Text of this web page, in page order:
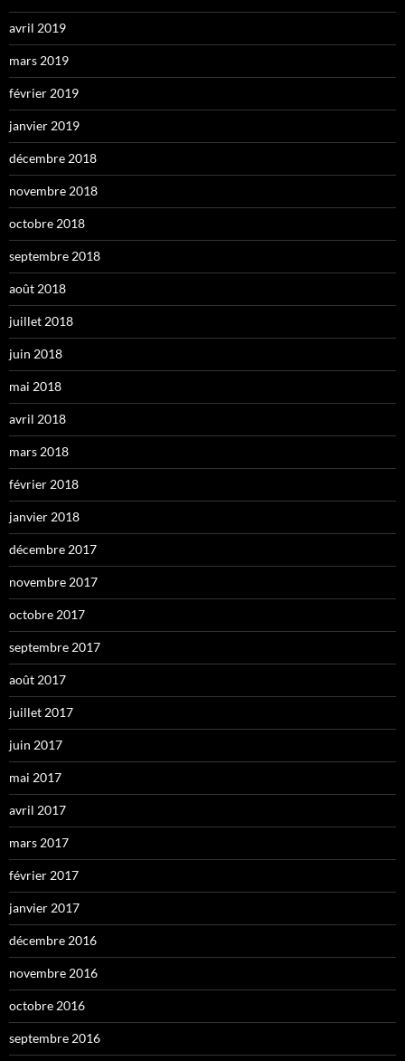
avril 2019
mars 2019
février 2019
janvier 2019
décembre 2018
novembre 2018
octobre 2018
septembre 2018
août 2018
juillet 2018
juin 2018
mai 2018
avril 2018
mars 2018
février 2018
janvier 2018
décembre 2017
novembre 2017
octobre 2017
septembre 2017
août 2017
juillet 2017
juin 2017
mai 2017
avril 2017
mars 2017
février 2017
janvier 2017
décembre 2016
novembre 2016
octobre 2016
septembre 2016